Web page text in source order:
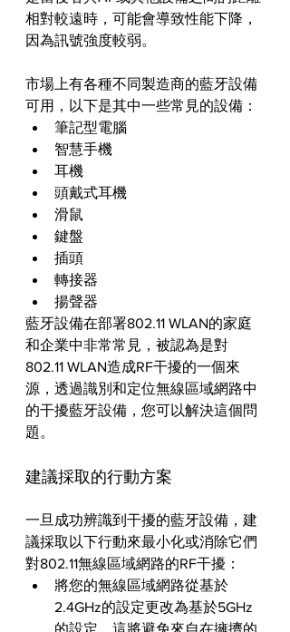
相對較遠時，可能會導致性能下降，
因為訊號強度較弱。
市場上有各種不同製造商的藍牙設備
可用，以下是其中一些常見的設備：
筆記型電腦
智慧手機
耳機
頭戴式耳機
滑鼠
鍵盤
插頭
轉接器
揚聲器
藍牙設備在部署802.11 WLAN的家庭
和企業中非常常見，被認為是對
802.11 WLAN造成RF干擾的一個來
源，透過識別和定位無線區域網路中
的干擾藍牙設備，您可以解決這個問
題。
建議採取的行動方案
一旦成功辨識到干擾的藍牙設備，建
議採取以下行動來最小化或消除它們
對802.11無線區域網路的RF干擾：
將您的無線區域網路從基於
2.4GHz的設定更改為基於5GHz